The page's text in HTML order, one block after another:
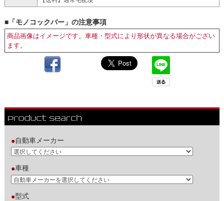
■「モノコックバー」の注意事項
商品画像はイメージです。車種・型式により形状が異なる場合がござい
ます。
●自動車メーカー
●車種
●型式